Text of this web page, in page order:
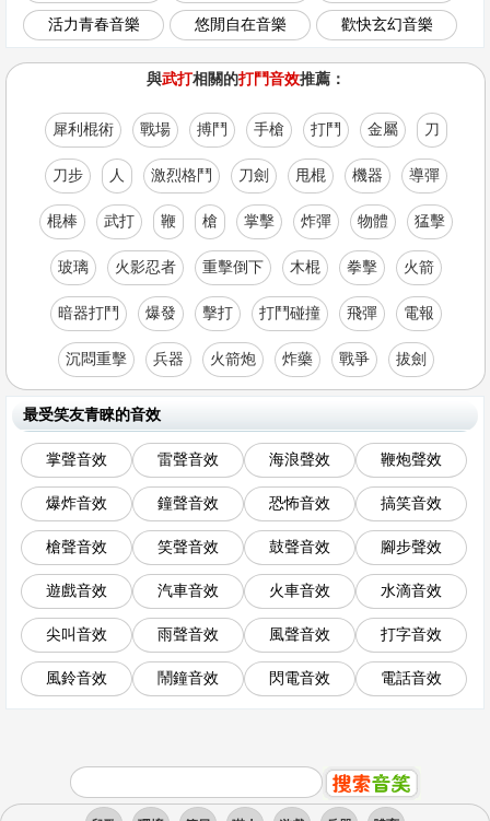
活力青春音樂 悠閒自在音樂 歡快玄幻音樂
與武打相關的打鬥音效推薦：
犀利棍術 戰場 搏鬥 手槍 打鬥 金屬 刀
刀步 人 激烈格鬥 刀劍 甩棍 機器 導彈
棍棒 武打 鞭 槍 掌擊 炸彈 物體 猛擊
玻璃 火影忍者 重擊倒下 木棍 拳擊 火箭
暗器打鬥 爆發 擊打 打鬥碰撞 飛彈 電報
沉悶重擊 兵器 火箭炮 炸藥 戰爭 拔劍
最受笑友青睞的音效
掌聲音效 雷聲音效 海浪聲效 鞭炮聲效
爆炸音效 鐘聲音效 恐怖音效 搞笑音效
槍聲音效 笑聲音效 鼓聲音效 腳步聲效
遊戲音效 汽車音效 火車音效 水滴音效
尖叫音效 雨聲音效 風聲音效 打字音效
風鈴音效 鬧鐘音效 閃電音效 電話音效